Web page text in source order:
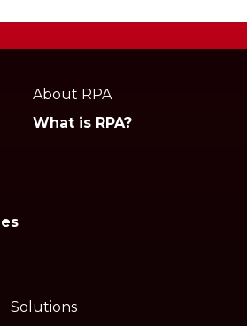
About RPA
What is RPA?
Solutions